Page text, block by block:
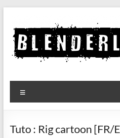
contenu
Le
de
Tuto : Rig cartoon [FR/